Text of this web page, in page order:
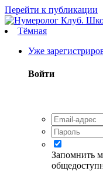
Перейти к публикации
Тёмная
Уже
Войти
Запомнить